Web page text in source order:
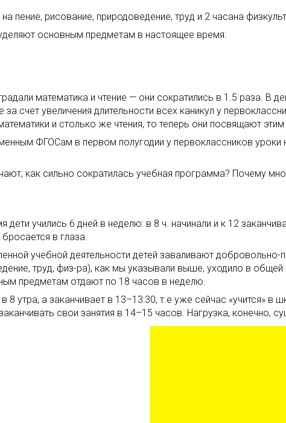
пение, рисование, природоведение, труд и 2 часана
основным предметам в настоящее время:
математика и чтение — они сократились в 1.5 раза.
счет увеличения длительности всех каникул у
и столько же чтения, то теперь они посвящают
ФГОСам в первом полугодии у первоклассников
как сильно сократилась учебная программа? Почему
дети учились 6 дней в неделю: в 8 ч. начинали и к 12
в глаза.
учебной деятельности детей заваливают
труд, физ-ра), как мы указывали выше, уходило в
предметам отдают по 18 часов в неделю.
8 утра, а заканчивает в 13–13:30, т.е уже сейчас «учится»
свои занятия в 14–15 часов. Нагрузка, конечно,